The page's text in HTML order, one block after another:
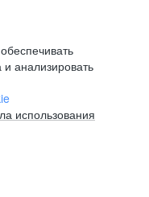
анализировать
использования